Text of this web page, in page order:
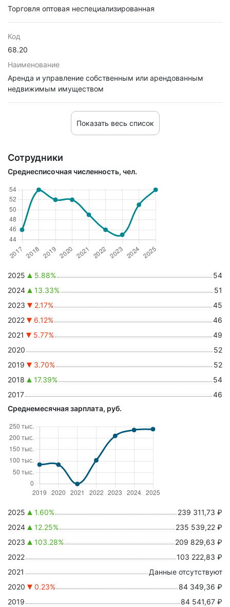
Торговля оптовая неспециализированная
Код
68.20
Наименование
Аренда и управление собственным или арендованным
недвижимым имуществом
Показать весь список
Сотрудники
Среднесписочная численность, чел.
2025 5.88%
54
2024
13.33%
51
2023
2.17%
45
2022
6.12%
46
2021
5.77%
49
2020
52
2019
3.70%
52
2018
17.39%
54
2017
46
Среднемесячная зарплата, руб.
2025 1.60%
239 311,73 ₽
2024
12.25%
235 539,22 ₽
2023
103.28%
209 829,63 ₽
2022
103 222,83 ₽
2021
Данные отсутствуют
2020
0.23%
84 349,36 ₽
2019
84 541,67 ₽